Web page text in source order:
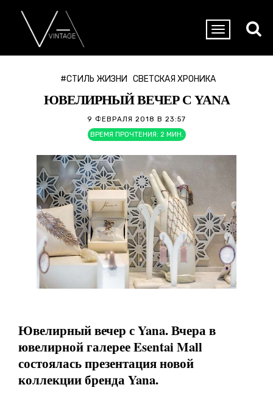
#СТИЛЬ ЖИЗНИ СВЕТСКАЯ ХРОНИКА
ЮВЕЛИРНЫЙ ВЕЧЕР С YANA
9 ФЕВРАЛЯ 2018 В 23:57
ВРЕМЯ ПРОЧТЕНИЯ: 2 МИН.
Ювелирный вечер с Yana. Вчера в
ювелирной галерее Esentai Mall
состоялась презентация новой
коллекции бренда Yana.